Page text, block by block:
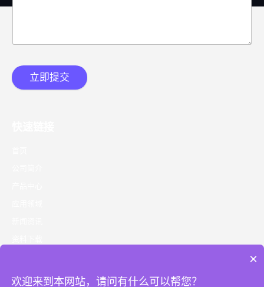
立即提交
×
欢迎来到本网站，请问有什么可以帮您？